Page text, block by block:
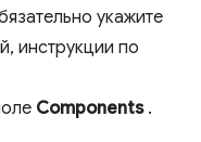
укажите
инструкции по
Components.